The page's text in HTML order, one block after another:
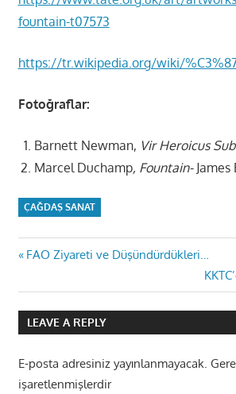
fountain-t07573
https://tr.wikipedia.org/wiki/
Fotoğraflar:
Barnett Newman, Vir Heroicus
Marcel Duchamp, Fountain-James
ÇAĞDAŞ SANAT
Yazı
gezinmesi
Previous
FAO Ziyareti ve Düşündürdükleri…
Next
Post:
LEAVE A REPLY
E-posta adresiniz yayınlanmayacak.
işaretlenmişlerdir